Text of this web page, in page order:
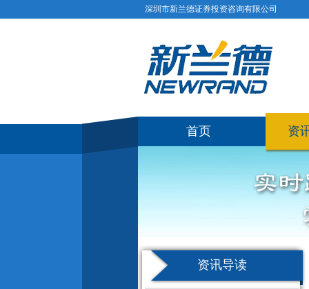
深圳市新兰德证券投资咨询有限公司
首页 资
资讯导读